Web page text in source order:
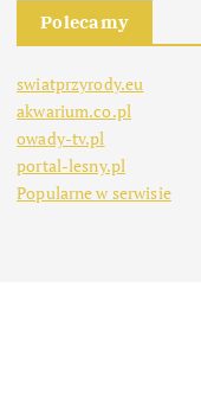
Polecamy
swiatprzyrody.eu
akwarium.co.pl
owady-tv.pl
portal-lesny.pl
Popularne w serwisie